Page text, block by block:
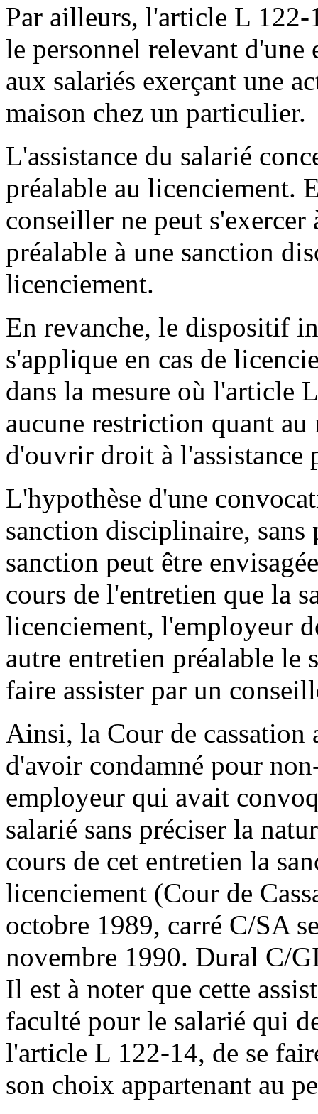
Par ailleurs, l'article L 122-
le personnel relevant d'une
aux salariés exerçant une
maison chez un particulier.
L'assistance du salarié
préalable au licenciement.
conseiller ne peut
préalable à une sanction
licenciement.
En revanche, le dispositif
s'applique en cas de
dans la mesure où l'article
aucune restriction quant
d'ouvrir droit à l'assistance
L'hypothèse d'une
sanction disciplinaire, sans
sanction peut être
cours de l'entretien que la
licenciement, l'employeur
autre entretien préalable le
faire assister par un
Ainsi, la Cour de cassation
d'avoir condamné pour
employeur qui avait
salarié sans préciser la
cours de cet entretien la
licenciement (Cour de
octobre 1989, carré C/SA
novembre 1990. Dural C/
Il est à noter que cette
faculté pour le salarié qui
l'article L 122-14, de se
son choix appartenant au